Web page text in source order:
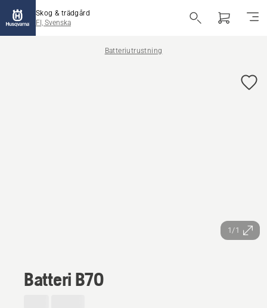
Skog & trädgård
FI, Svenska
Batteriutrustning
1/1
Batteri B70